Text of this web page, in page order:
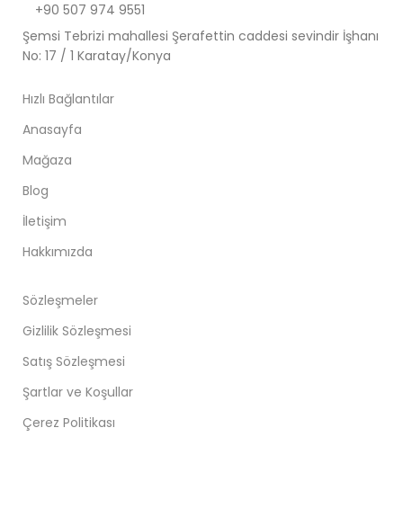
+90 507 974 9551
Şemsi Tebrizi mahallesi Şerafettin caddesi sevindir İşhanı
No: 17 / 1 Karatay/Konya
Hızlı Bağlantılar
Anasayfa
Mağaza
Blog
İletişim
Hakkımızda
Sözleşmeler
Gizlilik Sözleşmesi
Satış Sözleşmesi
Şartlar ve Koşullar
Çerez Politikası